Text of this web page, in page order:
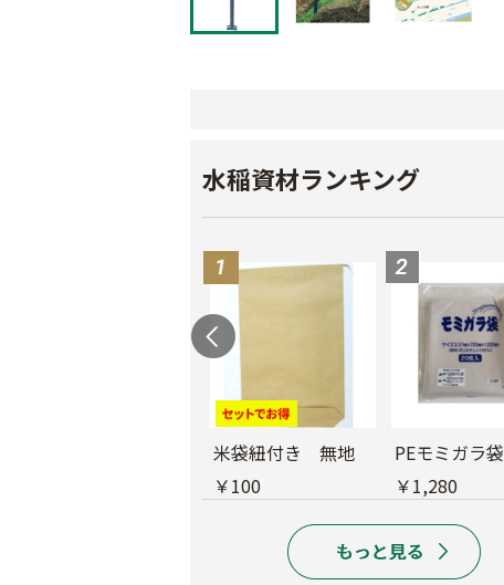
水稲資材ランキング
米袋紐付き 無地
￥100
PEモミガラ袋
￥1,280